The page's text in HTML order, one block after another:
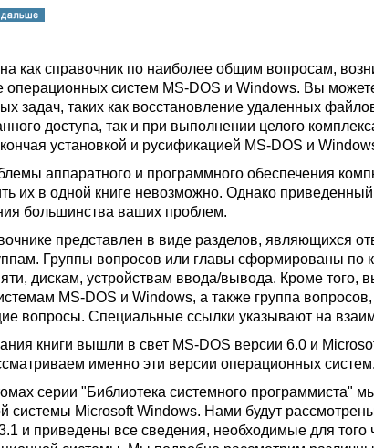
как справочник по наиболее общим вопросам,
операционных систем MS-DOS и Windows. Вы
задач, таких как восстановление удаленных
доступа, так и при выполнении целого
установкой и русификацией MS-DOS и
аппаратного и программного обеспечения
их в одной книге невозможно. Однако
большинства ваших проблем.
представлен в виде разделов, являющихся
Группы вопросов или главы сформированы по
дискам, устройствам ввода/вывода. Кроме того,
MS-DOS и Windows, а также группа
вопросы. Специальные ссылки указывают на
книги вышли в свет MS-DOS версии 6.0 и
именно эти версии операционных систем.
серии "Библиотека системного программиста"
системы Microsoft Windows. Нами будут
и приведены все сведения, необходимые для того